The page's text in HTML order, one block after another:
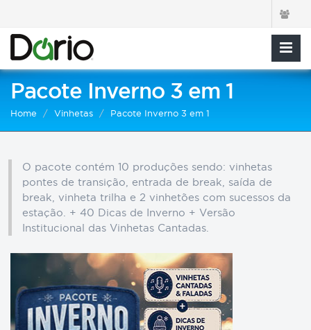
Pacote Inverno 3 em 1
Home Vinhetas Pacote Inverno 3 em 1
O pacote contém 10 produções sendo: vinhetas
pontes de transição, entrada de break, saída de
break, vinheta trilha e 2 vinhetões com sucessos da
estação. + 40 Dicas de Inverno + Versão
Institucional das Vinhetas Cantadas.